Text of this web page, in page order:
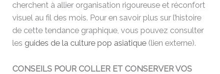
cherchent à allier organisation rigoureuse et réconfort
visuel au fil des mois. Pour en savoir plus sur l’histoire
de cette tendance graphique, vous pouvez consulter
les guides de la culture pop asiatique (lien externe).
CONSEILS POUR COLLER ET CONSERVER VOS